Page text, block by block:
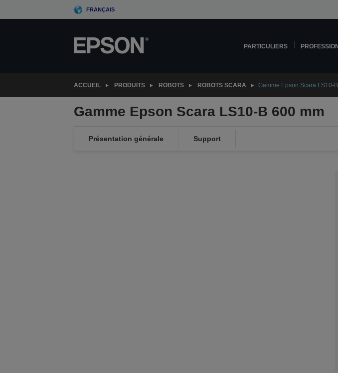
to
FRANÇAIS
PARTICULIERS
ACCUEIL PRODUITS ROBOTS ROBOTS SCARA Gamme Epson Scara LS10-
Gamme Epson Scara LS10-B 600 mm
Présentation générale Support